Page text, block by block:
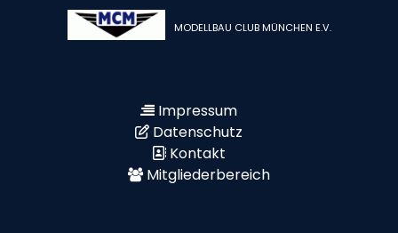
MODELLBAU CLUB MÜNCHEN E.V.
Impressum
Datenschutz
Kontakt
Mitgliederbereich